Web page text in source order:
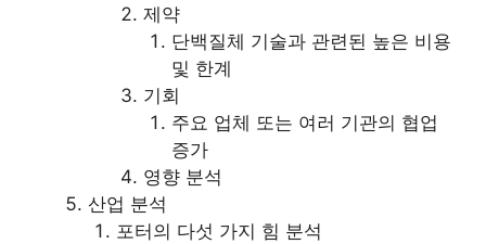
제약
단백질체 기술과 관련된 높은 비용
및 한계
기회
주요 업체 또는 여러 기관의 협업
증가
영향 분석
산업 분석
포터의 다섯 가지 힘 분석